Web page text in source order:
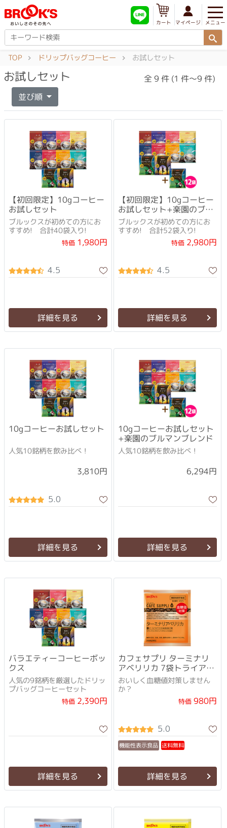
メニュー
マイページ
カート
TOP ドリップバッグコーヒー お試しセット
お試しセット 全 9 件 (1 件～9 件)
並び順
【初回限定】10gコーヒー
お試しセット
ブルックスが初めての方にお
すすめ! 合計40袋入り!
特価1,980円
4.5
詳細を見る
【初回限定】10gコーヒー
お試しセット+楽園のブル
マンブレンド
ブルックスが初めての方にお
すすめ! 合計52袋入り!
特価2,980円
4.5
詳細を見る
10gコーヒーお試しセット
人気10銘柄を飲み比べ！
3,810円
5.0
詳細を見る
10gコーヒーお試しセット
+楽園のブルマンブレンド
人気10銘柄を飲み比べ！
6,294円
詳細を見る
バラエティーコーヒーボッ
クス
人気の9銘柄を厳選したドリッ
プバッグコーヒーセット
特価2,390円
詳細を見る
カフェサプリ ターミナリ
アベリリカ 7袋トライアル
セット
おいしく血糖値対策しません
か？
特価980円
5.0
機能性表示食品 送料無料
詳細を見る